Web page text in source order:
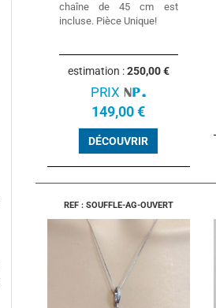
chaîne de 45 cm est
incluse. Pièce Unique!
estimation :250,00 €
PRIX
149,00 €
DÉCOUVRIR
REF : SOUFFLE-AG-OUVERT